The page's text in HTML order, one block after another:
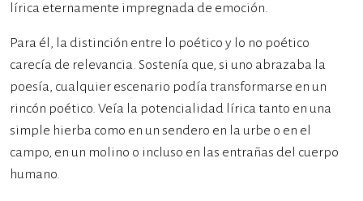
lírica eternamente impregnada de emoción.
Para él, la distinción entre lo poético y lo no poético
carecía de relevancia. Sostenía que, si uno abrazaba la
poesía, cualquier escenario podía transformarse en un
rincón poético. Veía la potencialidad lírica tanto en una
simple hierba como en un sendero en la urbe o en el
campo, en un molino o incluso en las entrañas del cuerpo
humano.